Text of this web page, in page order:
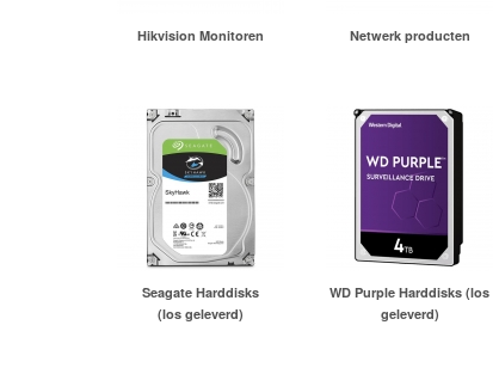
Hikvision Monitoren Netwerk producten
Seagate Harddisks
(los geleverd)
WD Purple Harddisks (los
geleverd)